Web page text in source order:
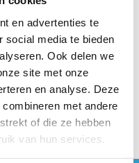
en advertenties te
social media te bieden
Ook delen we
site met onze
en analyse. Deze
met andere
of die ze hebben
van hun services.